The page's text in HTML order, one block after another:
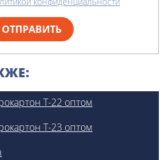
ОТПРАВИТЬ
Т-22 оптом
Т-23 оптом